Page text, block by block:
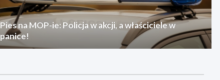
Pies na MOP-ie: Policja w akcji, a właściciele w
panice!